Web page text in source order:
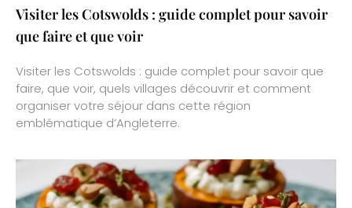
Visiter les Cotswolds : guide complet pour savoir
que faire et que voir
Visiter les Cotswolds : guide complet pour savoir que
faire, que voir, quels villages découvrir et comment
organiser votre séjour dans cette région
emblématique d’Angleterre.